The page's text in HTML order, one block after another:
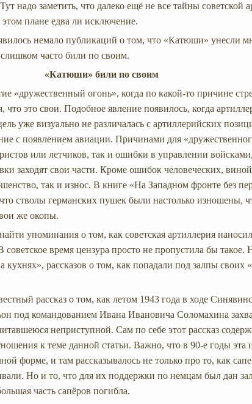
надо заметить, что далеко ещё не все тайны советской
плане едва ли исключение.
немало публикаций о том, что «Катюши» унесли
слишком часто били по своим.
«Катюши» били по своим
«дружественный огонь», когда по какой-то причине
что это свои. Подобное явление появилось, когда
уже визуально не различалась с артиллерийских
с появлением авиации. Причинами для
или летчиков, так и ошибки в управлении
заходят свои части. Кроме ошибок человеческих,
так и износ. В книге «На Западном фронте без
стволы германских пушек были настолько изношены,
же окопы.
упоминания о том, как советская артиллерия
советское время цензура просто не пропустила бы такое.
кухнях», рассказов о том, как попадали под залпы своих
рассказ о том, как летом 1943 года в ходе
под командованием Ивана Ивановича Соломахина
неприступной. Сам по себе этот рассказ
к теме данной статьи. Важно, что в 90-е годы эта
форме, и там рассказывалось не только про то, как
Но и то, что для их поддержки по немцам был дан
часть сапёров погибла.